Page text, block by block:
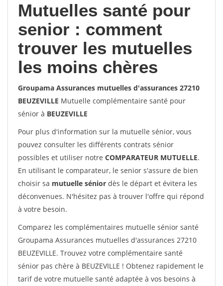
Mutuelles santé pour
senior : comment
trouver les mutuelles
les moins chères
Groupama Assurances mutuelles d'assurances 27210
BEUZEVILLE Mutuelle complémentaire santé pour
sénior à BEUZEVILLE
Pour plus d'information sur la mutuelle sénior, vous
pouvez consulter les différents contrats sénior
possibles et utiliser notre COMPARATEUR MUTUELLE.
En utilisant le comparateur, le senior s'assure de bien
choisir sa mutuelle sénior dès le départ et évitera les
déconvenues. N'hésitez pas à trouver l'offre qui répond
à votre besoin.
Comparez les complémentaires mutuelle sénior santé
Groupama Assurances mutuelles d'assurances 27210
BEUZEVILLE. Trouvez votre complémentaire santé
sénior pas chère à BEUZEVILLE ! Obtenez rapidement le
tarif de votre mutuelle santé adaptée à vos besoins à